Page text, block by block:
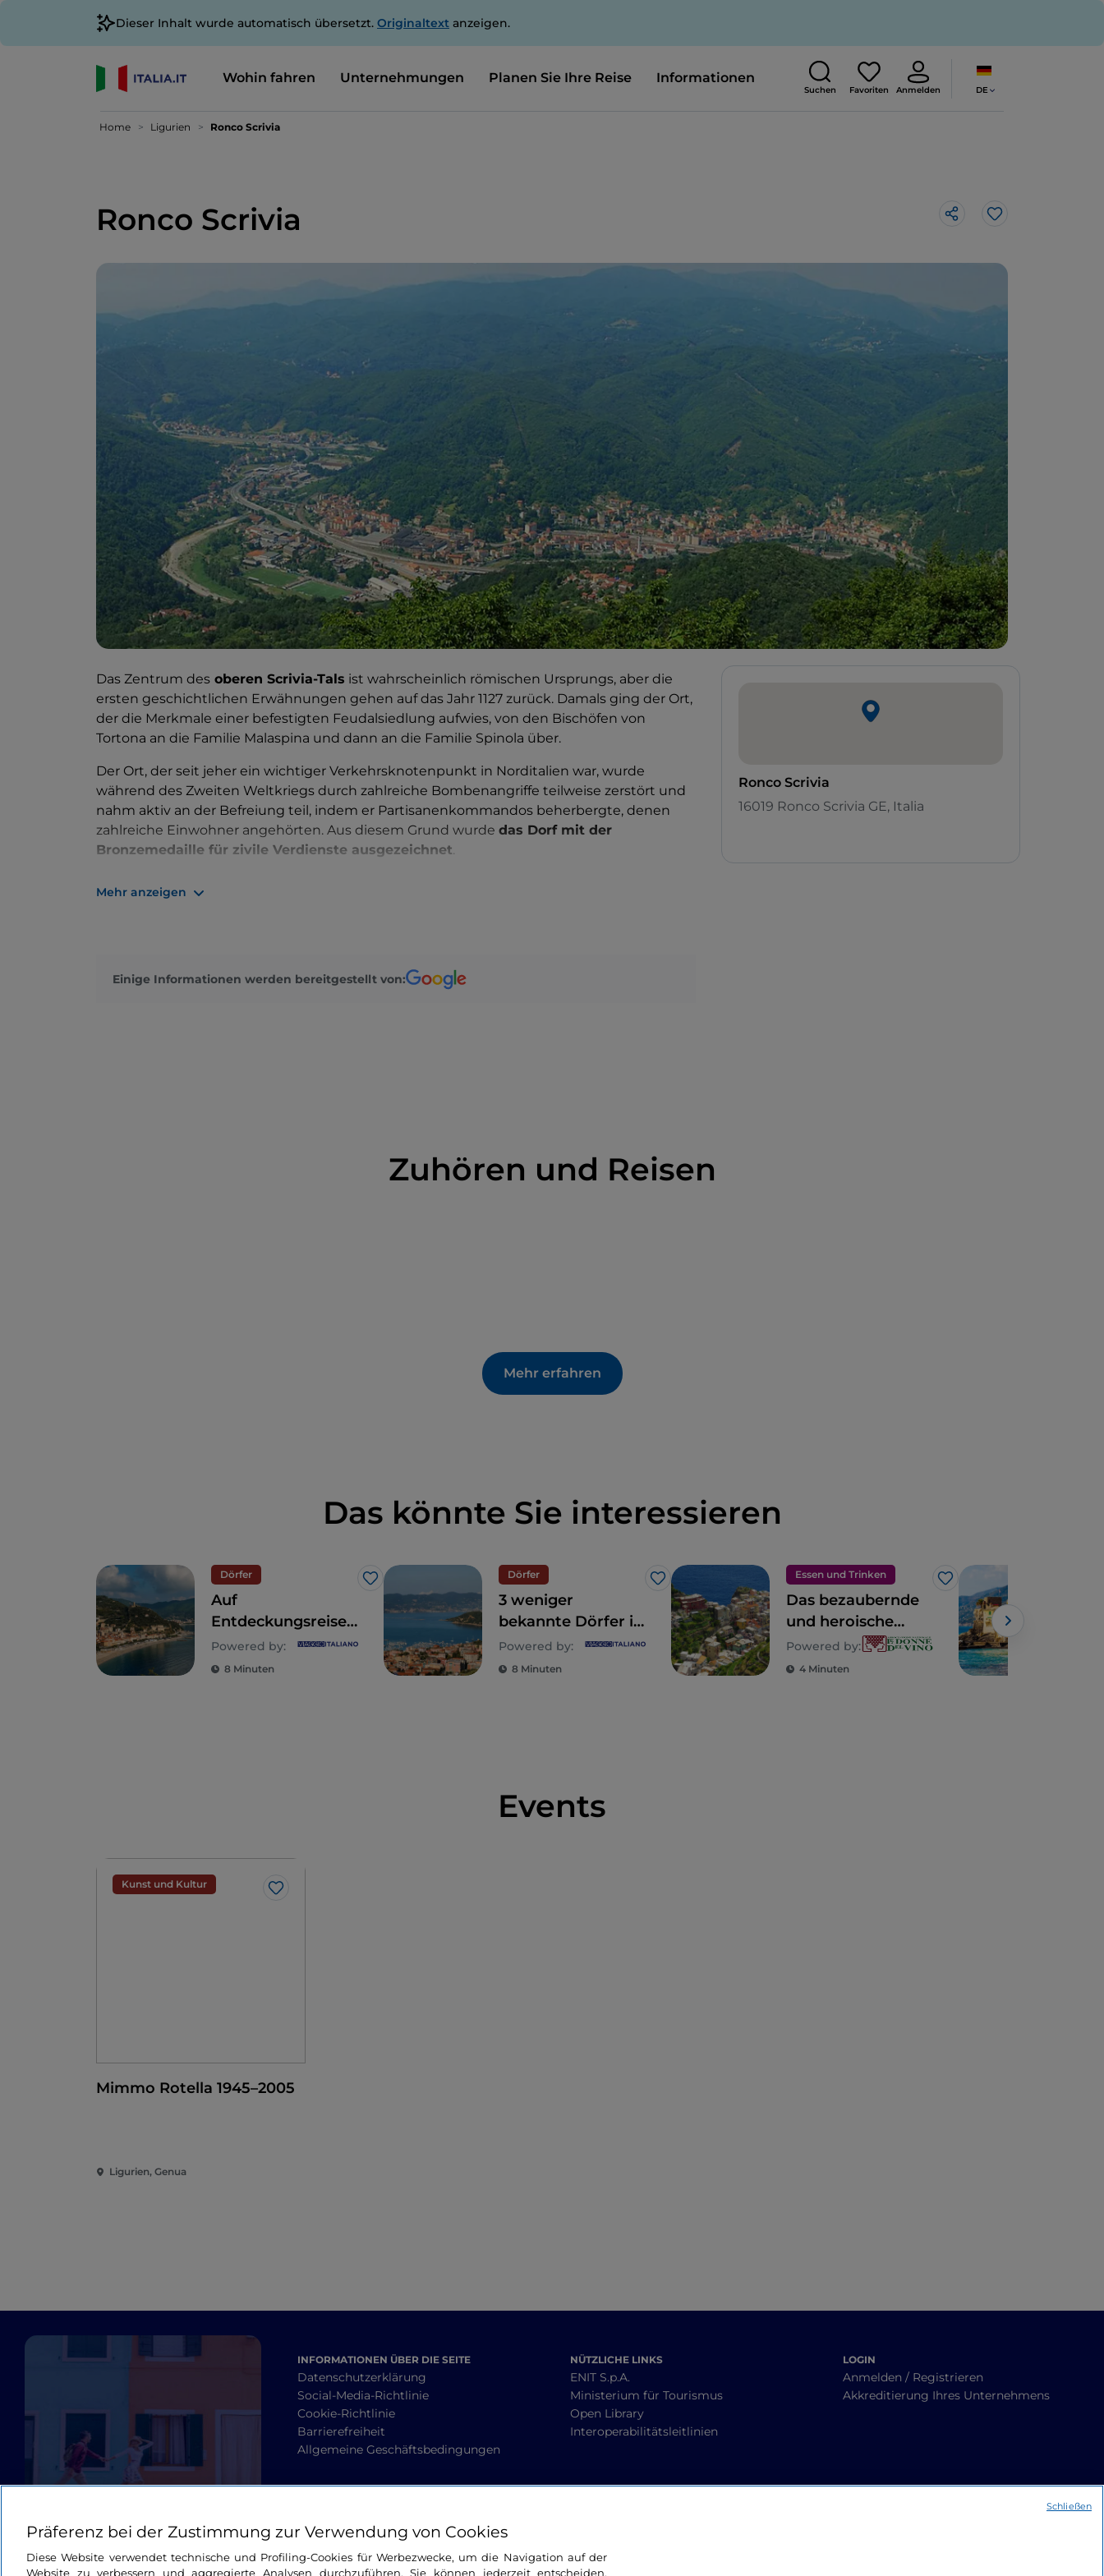
Dieser Inhalt wurde automatisch übersetzt. Originaltext anzeigen.
Wohin fahren Unternehmungen Planen Sie Ihre Reise Informationen
Suchen Favoriten Anmelden DE
Home Ligurien Ronco Scrivia
Ronco Scrivia Like
Das Zentrum des oberen Scrivia-Tals ist wahrscheinlich römischen Ursprungs, aber die
ersten geschichtlichen Erwähnungen gehen auf das Jahr 1127 zurück. Damals ging der Ort,
der die Merkmale einer befestigten Feudalsiedlung aufwies, von den Bischöfen von
Tortona an die Familie Malaspina und dann an die Familie Spinola über.
Der Ort, der seit jeher ein wichtiger Verkehrsknotenpunkt in Norditalien war, wurde
während des Zweiten Weltkriegs durch zahlreiche Bombenangriffe teilweise zerstört und
nahm aktiv an der Befreiung teil, indem er Partisanenkommandos beherbergte, denen
zahlreiche Einwohner angehörten. Aus diesem Grund wurde das Dorf mit der
Bronzemedaille für zivile Verdienste ausgezeichnet.
verwandelt hat, bewahrt einige wichtige Denkmäler und Sehenswürdigkeiten. Dazu
Benediktinerkloster befand. Das genannte Dorf gehört auch zum
Mehr anzeigen
Einige Informationen werden bereitgestellt von:
Ronco Scrivia
16019 Ronco Scrivia GE, Italia
Zuhören und Reisen
Mehr erfahren
Das könnte Sie interessieren
Dörfer
Like
Auf
Entdeckungsreise
zu den Dörfern
rund um Finale
Powered by:
8 Minuten
Dörfer
Like
3 weniger
bekannte Dörfer in
der Nähe der
Cinque Terre, im
Powered by:
8 Minuten
Essen und Trinken
Like
Das bezaubernde
und heroische
Ligurien
Powered by:
4 Minuten
Events
Kunst und Kultur
Like
Mimmo Rotella 1945–2005
Ligurien, Genua
INFORMATIONEN ÜBER DIE SEITE
Datenschutzerklärung
Social-Media-Richtlinie
Cookie-Richtlinie
Barrierefreiheit
Allgemeine Geschäftsbedingungen
NÜTZLICHE LINKS
ENIT S.p.A.
Ministerium für Tourismus
Open Library
Interoperabilitätsleitlinien
LOGIN
Anmelden / Registrieren
Akkreditierung Ihres Unternehmens
Präferenz bei der Zustimmung zur Verwendung von Cookies
Diese Website verwendet technische und Profiling-Cookies für Werbezwecke, um die Navigation auf der
Website zu verbessern und aggregierte Analysen durchzuführen. Sie können jederzeit entscheiden,
Schließen